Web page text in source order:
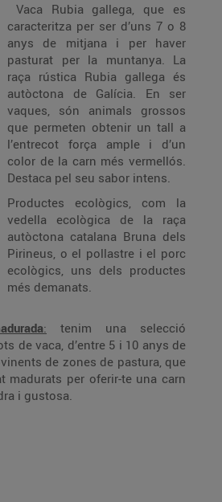
Vaca Rubia gallega, que es
caracteritza per ser d’uns 7 o 8
anys de mitjana i per haver
pasturat per la muntanya. La
raça rústica Rubia gallega és
autòctona de Galícia. En ser
vaques, són animals grossos
que permeten obtenir un tall a
l’entrecot força ample i d’un
color de la carn més vermellós.
Destaca pel seu sabor intens.
Productes ecològics, com la
vedella ecològica de la raça
autòctona catalana Bruna dels
Pirineus, o el pollastre i el porc
ecològics, uns dels productes
més demanats.
: tenim una selecció
de vaca, d’entre 5 i 10 anys de
de zones de pastura, que
madurats per oferir-te una carn
i gustosa.